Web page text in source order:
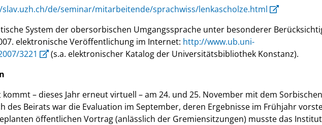
de/seminar/mitarbeitende/sprachwiss/lenkascholze.html
System der obersorbischen Umgangssprache unter besonderer
elektronische Veröffentlichung im Internet: http://www.ub.uni-
3221
(s.a. elektronischer Katalog der Universitätsbibliothek Konstanz).
– dieses Jahr erneut virtuell – am 24. und 25. November mit dem
des Beirats war die Evaluation im September, deren Ergebnisse im Frühjahr
öffentlichen Vortrag (anlässlich der Gremiensitzungen) musste das